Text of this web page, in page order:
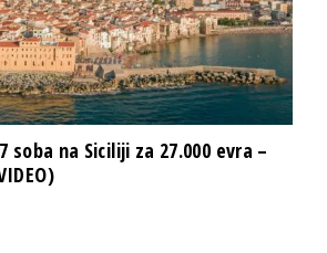
soba na Siciliji za 27.000 evra –